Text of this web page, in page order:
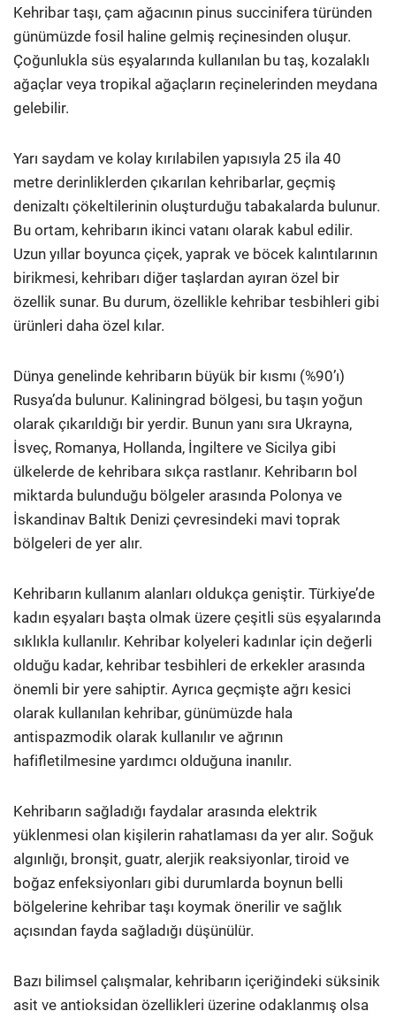
Kehribar taşı, çam ağacının pinus succinifera türünden
günümüzde fosil haline gelmiş reçinesinden oluşur.
Çoğunlukla süs eşyalarında kullanılan bu taş, kozalaklı
ağaçlar veya tropikal ağaçların reçinelerinden meydana
gelebilir.
Yarı saydam ve kolay kırılabilen yapısıyla 25 ila 40
metre derinliklerden çıkarılan kehribarlar, geçmiş
denizaltı çökeltilerinin oluşturduğu tabakalarda bulunur.
Bu ortam, kehribarın ikinci vatanı olarak kabul edilir.
Uzun yıllar boyunca çiçek, yaprak ve böcek kalıntılarının
birikmesi, kehribarı diğer taşlardan ayıran özel bir
özellik sunar. Bu durum, özellikle kehribar tesbihleri gibi
ürünleri daha özel kılar.
Dünya genelinde kehribarın büyük bir kısmı (%90’ı)
Rusya’da bulunur. Kaliningrad bölgesi, bu taşın yoğun
olarak çıkarıldığı bir yerdir. Bunun yanı sıra Ukrayna,
İsveç, Romanya, Hollanda, İngiltere ve Sicilya gibi
ülkelerde de kehribara sıkça rastlanır. Kehribarın bol
miktarda bulunduğu bölgeler arasında Polonya ve
İskandinav Baltık Denizi çevresindeki mavi toprak
bölgeleri de yer alır.
Kehribarın kullanım alanları oldukça geniştir. Türkiye’de
kadın eşyaları başta olmak üzere çeşitli süs eşyalarında
sıklıkla kullanılır. Kehribar kolyeleri kadınlar için değerli
olduğu kadar, kehribar tesbihleri de erkekler arasında
önemli bir yere sahiptir. Ayrıca geçmişte ağrı kesici
olarak kullanılan kehribar, günümüzde hala
antispazmodik olarak kullanılır ve ağrının
hafifletilmesine yardımcı olduğuna inanılır.
Kehribarın sağladığı faydalar arasında elektrik
yüklenmesi olan kişilerin rahatlaması da yer alır. Soğuk
algınlığı, bronşit, guatr, alerjik reaksiyonlar, tiroid ve
boğaz enfeksiyonları gibi durumlarda boynun belli
bölgelerine kehribar taşı koymak önerilir ve sağlık
açısından fayda sağladığı düşünülür.
Bazı bilimsel çalışmalar, kehribarın içeriğindeki süksinik
asit ve antioksidan özellikleri üzerine odaklanmış olsa